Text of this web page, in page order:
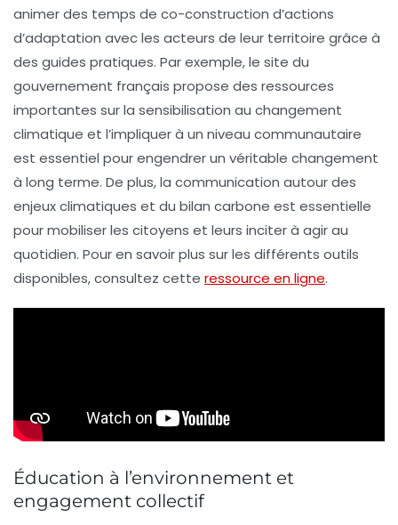
animer des temps de co-construction d’actions
d’adaptation avec les acteurs de leur territoire grâce à
des guides pratiques. Par exemple, le site du
gouvernement français propose des ressources
importantes sur la sensibilisation au changement
climatique et l’impliquer à un niveau communautaire
est essentiel pour engendrer un véritable changement
à long terme. De plus, la communication autour des
enjeux climatiques et du bilan carbone est essentielle
pour mobiliser les citoyens et leurs inciter à agir au
quotidien. Pour en savoir plus sur les différents outils
disponibles, consultez cette ressource en ligne.
Éducation à l’environnement et
engagement collectif